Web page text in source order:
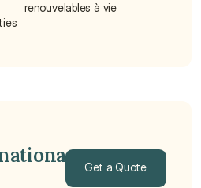
renouvelables à vie
Get a Quote